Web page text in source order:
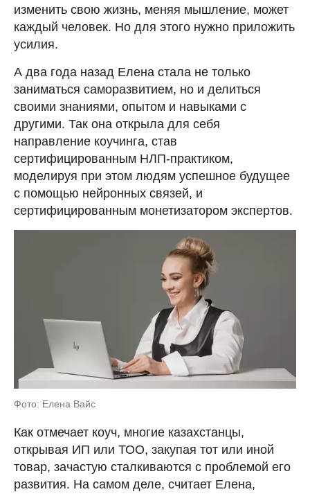
изменить свою жизнь, меняя мышление, может
каждый человек. Но для этого нужно приложить
усилия.
А два года назад Елена стала не только
заниматься саморазвитием, но и делиться
своими знаниями, опытом и навыками с
другими. Так она открыла для себя
направление коучинга, став
сертифицированным НЛП-практиком,
моделируя при этом людям успешное будущее
с помощью нейронных связей, и
сертифицированным монетизатором экспертов.
Фото: Елена Вайс
Как отмечает коуч, многие казахстанцы,
открывая ИП или ТОО, закупая тот или иной
товар, зачастую сталкиваются с проблемой его
развития. На самом деле, считает Елена,